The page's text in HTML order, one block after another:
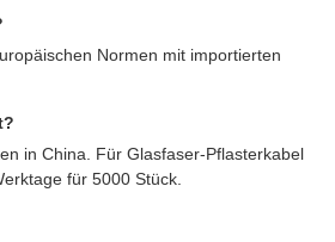
Normen mit importierten
in China. Für Glasfaser-Pflasterkabel
für 5000 Stück.